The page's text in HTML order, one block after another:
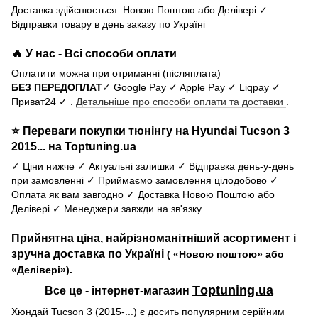
Доставка здійснюється Новою Поштою або Делівері ✓
Відправки товару в день заказу по Україні
🔥 У нас - Всі способи оплати
Оплатити можна при отриманні (післяплата)
БЕЗ ПЕРЕДОПЛАТ✓ Google Pay ✓ Apple Pay ✓ Liqpay ✓
Приват24 ✓ . Детальніше про способи оплати та доставки
⭐ Переваги покупки тюнінгу на Hyundai Tucson 3
2015... на Toptuning.ua
✓ Ціни нижче ✓ Актуальні залишки ✓ Відправка день-у-день
при замовленні ✓ Приймаємо замовлення цілодобово ✓
Оплата як вам завгодно ✓ Доставка Новою Поштою або
Делівері ✓ Менеджери завжди на зв'язку
Прийнятна ціна, найрізноманітніший асортимент і
зручна доставка по Україні ( «Новою поштою» або
«Делівері»).
Все це - інтернет-магазин Тoptuning.ua
Хюндай Tucson 3 (2015-...) є досить популярним серійним